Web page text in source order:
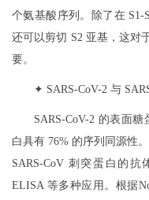
个氨基酸序列。除了在
还可以剪切 S2 亚基，这对
要。
✦ SARS-CoV-2 与
SARS-CoV-2 的表面
白具有 76% 的序列同源性
SARS-CoV 刺突蛋白的
ELISA 等多种应用。根据